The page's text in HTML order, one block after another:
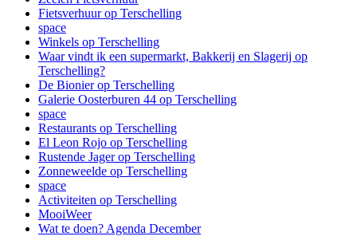
Fietsverhuur op Terschelling
space
Winkels op Terschelling
Waar vindt ik een supermarkt, Bakkerij en Slagerij op
Terschelling?
De Bionier op Terschelling
Galerie Oosterburen 44 op Terschelling
space
Restaurants op Terschelling
El Leon Rojo op Terschelling
Rustende Jager op Terschelling
Zonneweelde op Terschelling
space
Activiteiten op Terschelling
MooiWeer
Wat te doen? Agenda December